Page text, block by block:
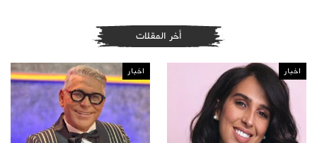
أخر المقلات
اخبار اخبار